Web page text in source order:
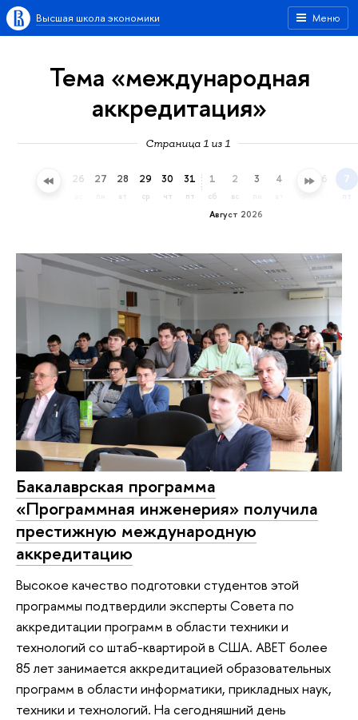
Меню
Высшая школа экономики
Тема «международная
аккредитация»
Страница 1 из 1
25 26 27 28
вт
29
ср
30
чт
31
пт
Август 2026
1
сб
2
вс
3 4 5 6 7
пт
Бакалаврская программа
«Программная инженерия» получила
престижную международную
аккредитацию
Высокое качество подготовки студентов этой
программы подтвердили эксперты Совета по
аккредитации программ в области техники и
технологий со штаб-квартирой в США. ABET более
85 лет занимается аккредитацией образовательных
программ в области информатики, прикладных наук,
техники и технологий. На сегодняшний день